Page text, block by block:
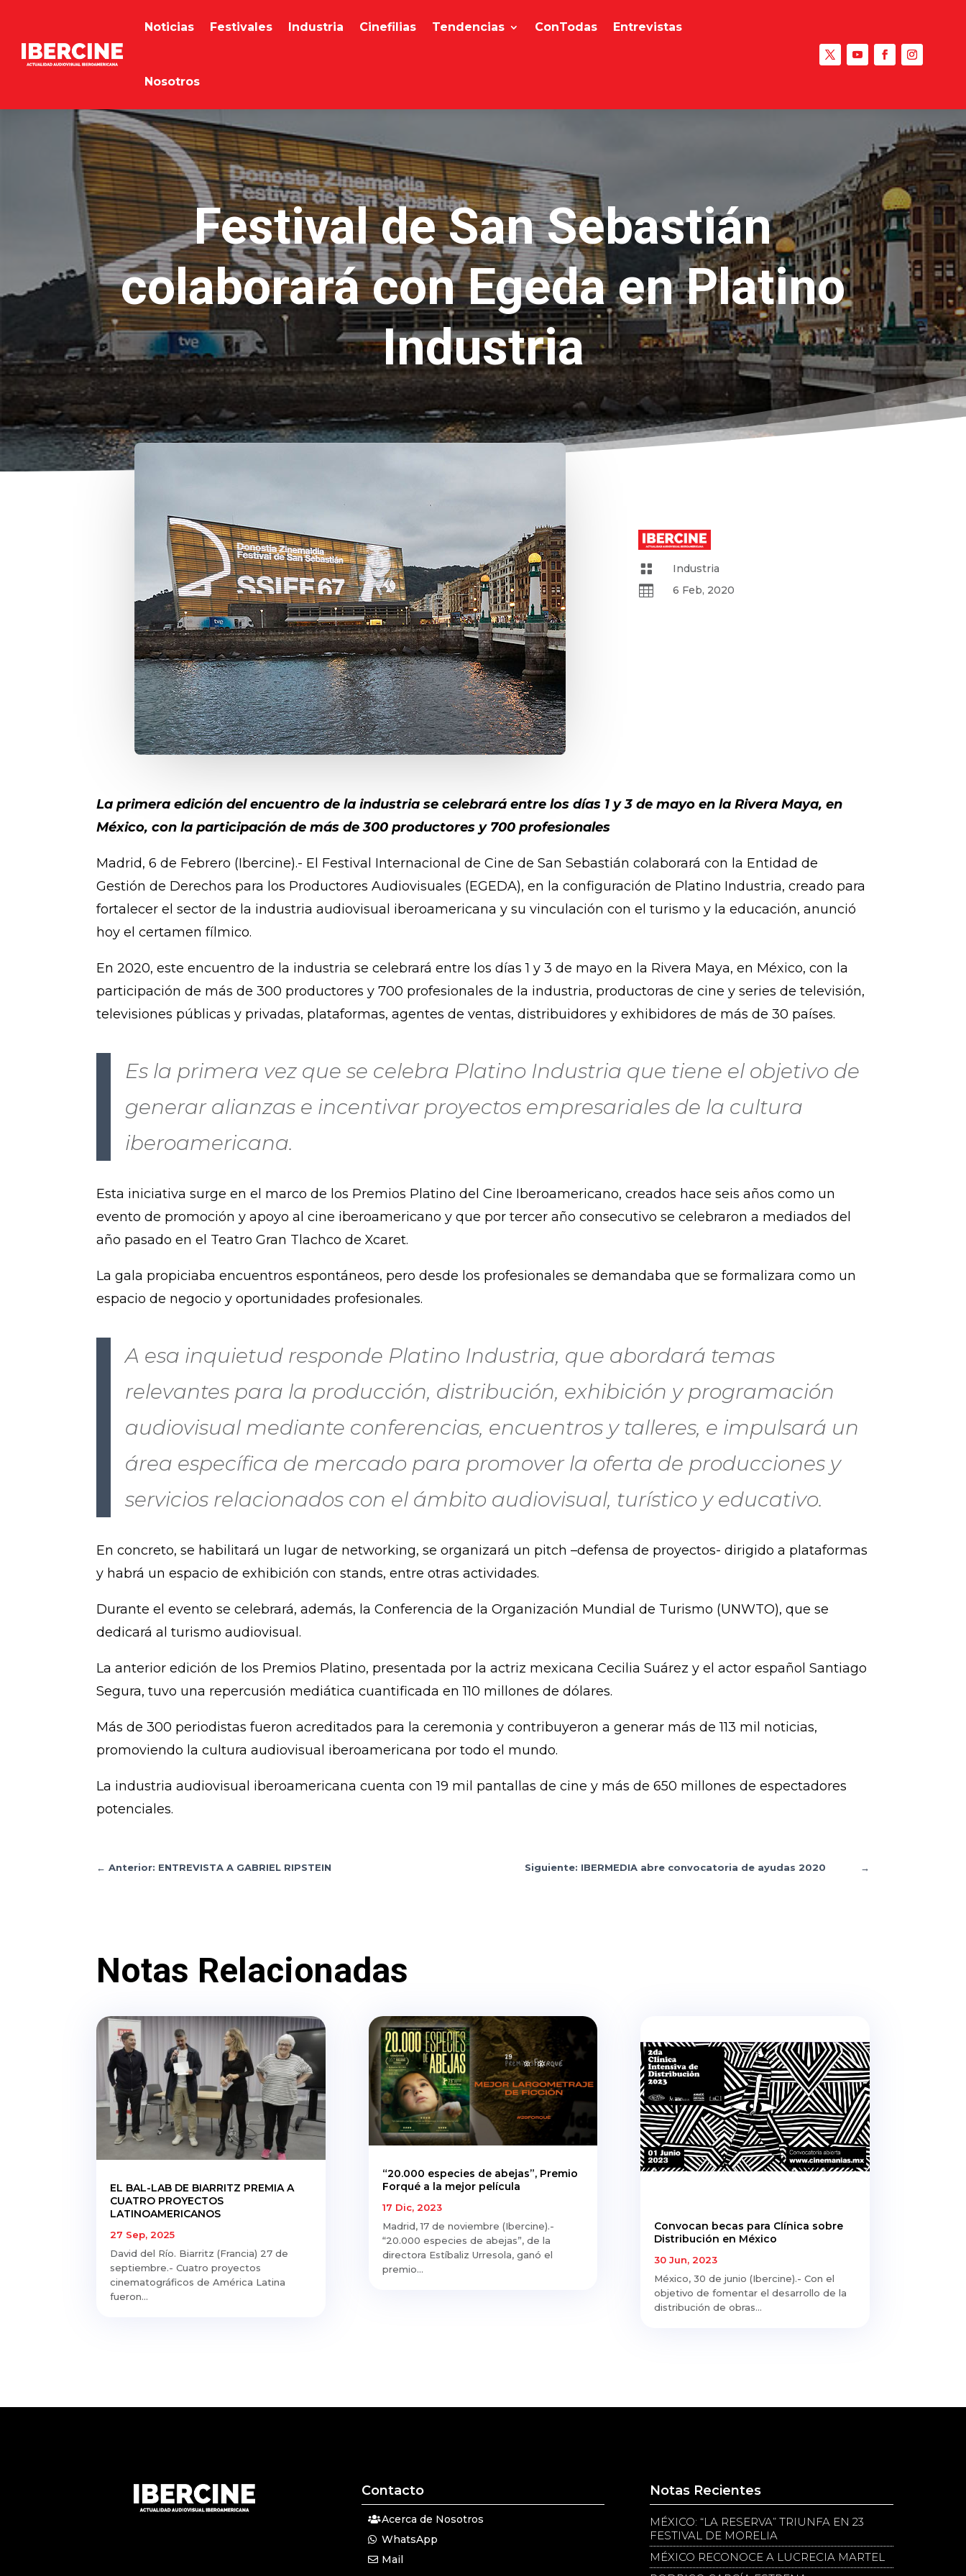
Noticias Festivales Industria Cinefilias Tendencias ConTodas Entrevistas
Nosotros
Festival de San Sebastián
colaborará con Egeda en Platino
Industria
 Industria
 6 Feb, 2020
La primera edición del encuentro de la industria se celebrará entre los días 1 y 3 de mayo en la Rivera Maya, en
México, con la participación de más de 300 productores y 700 profesionales
Madrid, 6 de Febrero (Ibercine).- El Festival Internacional de Cine de San Sebastián colaborará con la Entidad de
Gestión de Derechos para los Productores Audiovisuales (EGEDA), en la configuración de Platino Industria, creado para
fortalecer el sector de la industria audiovisual iberoamericana y su vinculación con el turismo y la educación, anunció
hoy el certamen fílmico.
En 2020, este encuentro de la industria se celebrará entre los días 1 y 3 de mayo en la Rivera Maya, en México, con la
participación de más de 300 productores y 700 profesionales de la industria, productoras de cine y series de televisión,
televisiones públicas y privadas, plataformas, agentes de ventas, distribuidores y exhibidores de más de 30 países.
Es la primera vez que se celebra Platino Industria que tiene el objetivo de
generar alianzas e incentivar proyectos empresariales de la cultura
iberoamericana.
Esta iniciativa surge en el marco de los Premios Platino del Cine Iberoamericano, creados hace seis años como un
evento de promoción y apoyo al cine iberoamericano y que por tercer año consecutivo se celebraron a mediados del
año pasado en el Teatro Gran Tlachco de Xcaret.
La gala propiciaba encuentros espontáneos, pero desde los profesionales se demandaba que se formalizara como un
espacio de negocio y oportunidades profesionales.
A esa inquietud responde Platino Industria, que abordará temas
relevantes para la producción, distribución, exhibición y programación
audiovisual mediante conferencias, encuentros y talleres, e impulsará un
área específica de mercado para promover la oferta de producciones y
servicios relacionados con el ámbito audiovisual, turístico y educativo.
En concreto, se habilitará un lugar de networking, se organizará un pitch –defensa de proyectos- dirigido a plataformas
y habrá un espacio de exhibición con stands, entre otras actividades.
Durante el evento se celebrará, además, la Conferencia de la Organización Mundial de Turismo (UNWTO), que se
dedicará al turismo audiovisual.
La anterior edición de los Premios Platino, presentada por la actriz mexicana Cecilia Suárez y el actor español Santiago
Segura, tuvo una repercusión mediática cuantificada en 110 millones de dólares.
Más de 300 periodistas fueron acreditados para la ceremonia y contribuyeron a generar más de 113 mil noticias,
promoviendo la cultura audiovisual iberoamericana por todo el mundo.
La industria audiovisual iberoamericana cuenta con 19 mil pantallas de cine y más de 650 millones de espectadores
potenciales.
←Anterior: ENTREVISTA A GABRIEL RIPSTEIN Siguiente: IBERMEDIA abre convocatoria de ayudas 2020 →
Notas Relacionadas
EL BAL-LAB DE BIARRITZ PREMIA A
CUATRO PROYECTOS
LATINOAMERICANOS
27 Sep, 2025
David del Río. Biarritz (Francia) 27 de
septiembre.- Cuatro proyectos
cinematográficos de América Latina
fueron...
“20.000 especies de abejas”, Premio
Forqué a la mejor película
17 Dic, 2023
Madrid, 17 de noviembre (Ibercine).-
“20.000 especies de abejas”, de la
directora Estíbaliz Urresola, ganó el
premio...
Convocan becas para Clínica sobre
Distribución en México
30 Jun, 2023
México, 30 de junio (Ibercine).- Con el
objetivo de fomentar el desarrollo de la
distribución de obras...
Contacto
Acerca de Nosotros
WhatsApp
Mail
Notas Recientes
MÉXICO: “LA RESERVA” TRIUNFA EN 23
FESTIVAL DE MORELIA
MÉXICO RECONOCE A LUCRECIA MARTEL